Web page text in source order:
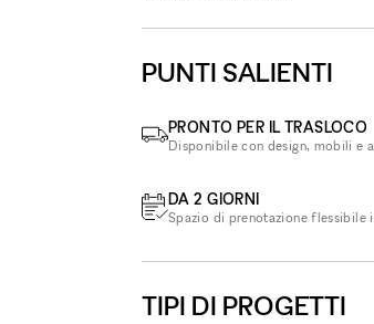
PUNTI SALIENTI
PRONTO PER IL TRASLOCO
Disponibile con design, mobili e
DA 2 GIORNI
Spazio di prenotazione flessibile
TIPI DI PROGETTI